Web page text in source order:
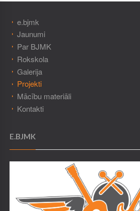
e.bjmk
Jaunumi
Par BJMK
Rokskola
Galerija
Projekti
Mācību materiāli
Kontakti
E.BJMK